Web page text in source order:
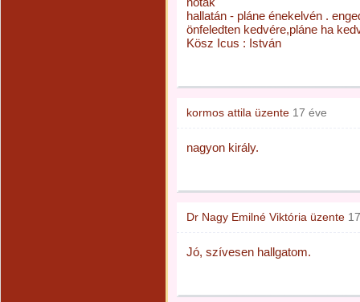
hallatán - pláne énekelvén .
önfeledten kedvére,pláne ha
Kösz Icus : István
kormos attila üzente 17 éve
nagyon király.
Dr Nagy Emilné Viktória üzente
Jó, szívesen hallgatom.